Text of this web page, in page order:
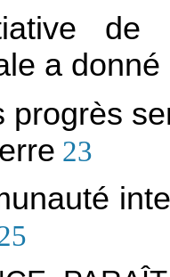
de
a
progrès
23